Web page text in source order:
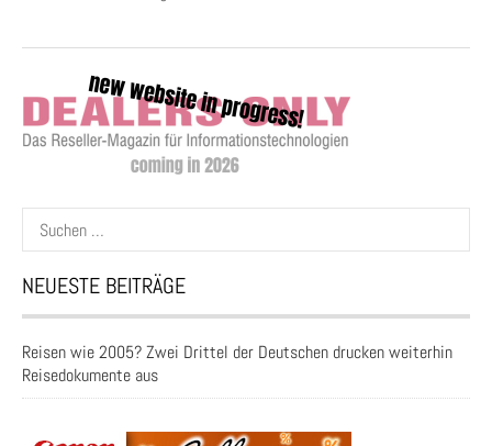
Suchen
nach:
NEUESTE BEITRÄGE
Reisen wie 2005? Zwei Drittel der Deutschen drucken weiterhin
Reisedokumente aus